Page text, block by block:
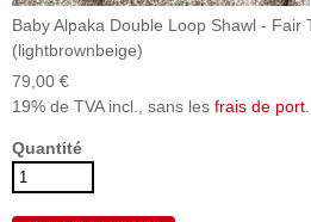
Baby Alpaka Double Loop Shawl - Fair
(lightbrownbeige)
79,00 €
19% de TVA incl., sans les frais de port.
Quantité